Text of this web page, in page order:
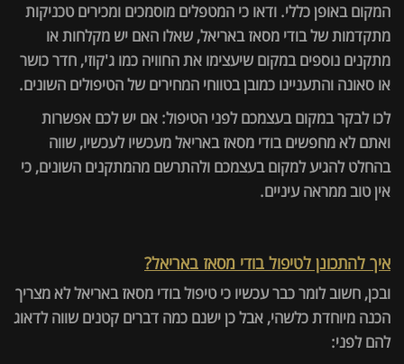
המקום באופן כללי. ודאו כי המטפלים מוסמכים ומכירים טכניקות
מתקדמות של בודי מסאז באריאל, שאלו האם יש מקלחות או
מתקנים נוספים במקום שיעצימו את החוויה כמו ג'קוזי, חדר כושר
או סאונה והתעניינו כמובן בטווחי המחירים של הטיפולים השונים.
לכו לבקר במקום בעצמכם לפני הטיפול: אם יש לכם אפשרות
ואתם לא מחפשים בודי מסאז באריאל מעכשיו לעכשיו, שווה
בהחלט להגיע למקום בעצמכם ולהתרשם מהמתקנים השונים, כי
אין טוב ממראה עיניים.
איך להתכונן לטיפול בודי מסאז באריאל?
ובכן, חשוב לומר כבר עכשיו כי טיפול בודי מסאז באריאל לא מצריך
הכנה מיוחדת כלשהי, אבל כן ישנם כמה דברים קטנים שווה לדאוג
להם לפני: